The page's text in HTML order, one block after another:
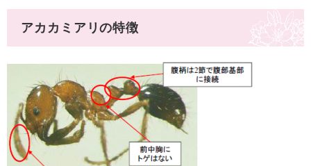
アカカミアリの特徴